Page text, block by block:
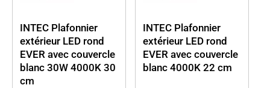
INTEC Plafonnier
extérieur LED rond
EVER avec couvercle
blanc 30W 4000K 30
cm
INTEC Plafonnier
extérieur LED rond
EVER avec couvercle
blanc 4000K 22 cm